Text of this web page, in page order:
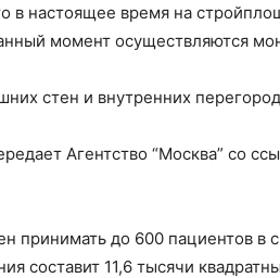
в настоящее время на
момент осуществляются
стен и внутренних
Агентство “Москва” со
принимать до 600 пациентов в
составит 11,6 тысячи